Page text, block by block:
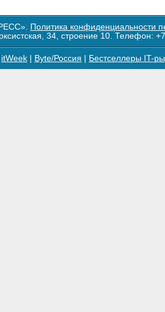
Политика конфиденциальности
34, строение 10. Телефон:
itWeek Byte/Россия Бестселлеры IT-